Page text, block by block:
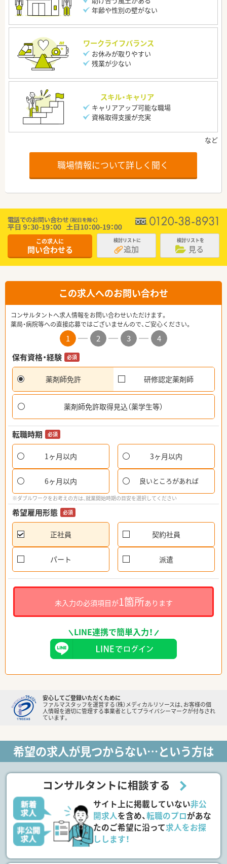
年齢や性別の壁がない
ワークライフバランス
お休みが取りやすい
残業が少ない
スキル・キャリア
キャリアアップ可能な職場
資格取得支援が充実
職場情報について詳しく聞く
この求人に
問い合わせる
検討リストに
追加
検討リストを
見る
この求人へのお問い合わせ
コンサルタントへ求人情報をお問い合わせいただけます。
薬局・病院等への直接応募ではございませんので、ご安心ください。
1 2 3
4
保有資格・経験
必須
薬剤師免許 研修認定薬剤師
薬剤師免許取得見込（薬学生等）
転職時期 必須
1ヶ月以内 3ヶ月以内
6ヶ月以内 良いところがあれば
※ダブルワークをお考えの方は、就業開始時期の目安を選択してください
希望雇用形態 必須
正社員 契約社員
パート 派遣
未入力の必須項目が1箇所あります
LINE連携で簡単入力！
安心してご登録いただくために
ファルマスタッフを運営する（株）メディカルリソースは、お客様の個
人情報を適切に管理する事業者としてプライバシーマークが付与され
ています。
希望の求人が見つからない…という方は
コンサルタントに相談する
サイト上に掲載していない非公
開求人を含め、転職のプロがあな
たのご希望に沿って求人をお探
しします！